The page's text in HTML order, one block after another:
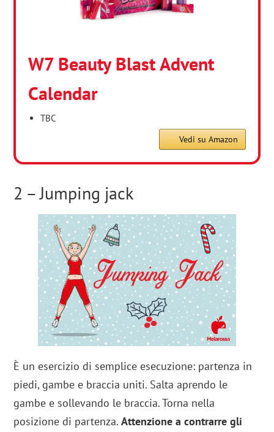
W7 Beauty Blast Advent
Calendar
TBC
Vedi su Amazon
2 – Jumping jack
È un esercizio di semplice esecuzione: partenza in
piedi, gambe e braccia uniti. Salta aprendo le
gambe e sollevando le braccia. Torna nella
posizione di partenza.Attenzione a contrarre gli